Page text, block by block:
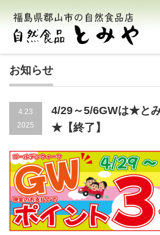
お知らせ
4.23
2025
4/29～5/6GWは★と
★【終了】